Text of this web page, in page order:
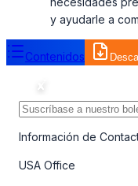
y ayudarle a
Contenidos
Información de
USA Office